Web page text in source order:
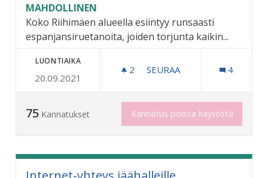
MAHDOLLINEN
Koko Riihimäen alueella esiintyy runsaasti
espanjansiruetanoita, joiden torjunta kaikin...
LUONTIAIKA
20.09.2021
2 2 SEURAAJAA
SEURAA 4
75 Kannatukset Kannatus poissa käytöstä